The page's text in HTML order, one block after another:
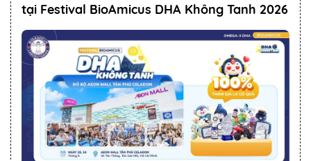
tại Festival BioAmicus DHA Không Tanh 2026